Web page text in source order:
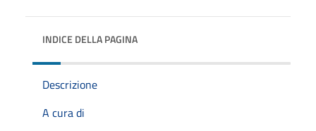
INDICE DELLA PAGINA
Descrizione
A cura di